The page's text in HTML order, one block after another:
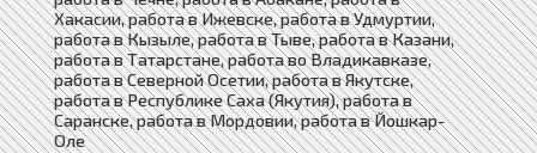
Хакасии, работа в Ижевске, работа в Удмуртии,
работа в Кызыле, работа в Тыве, работа в Казани,
работа в Татарстане, работа во Владикавказе,
работа в Северной Осетии, работа в Якутске,
работа в Республике Саха (Якутия), работа в
Саранске, работа в Мордовии, работа в Йошкар-
Оле